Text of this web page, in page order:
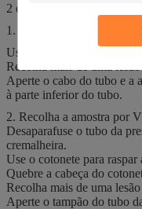
2 opções para recolher a
1. tubo da coleção do
Use Mirco Tube para
Recolha mais de uma
Aperte o cabo do tubo e a
à parte inferior do tubo.
2. Recolha a amostra por
Desaparafuse o tubo da
cremalheira.
Use o cotonete para raspar
Quebre a cabeça do
Recolha mais de uma
Aperte o tampão do tubo